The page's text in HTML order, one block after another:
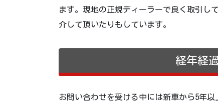
ます。現地の正規ディーラーで良く取引し
介して頂いたりもしています。
経年経
お問い合わせを受ける中には新車から5年